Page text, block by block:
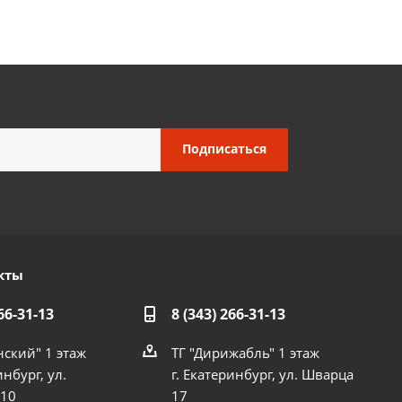
31-13
1 этаж
ул.
8 (343) 266-31-13
ТГ "Дирижабль" 1 этаж
г. Екатеринбург, ул. Шварца
17